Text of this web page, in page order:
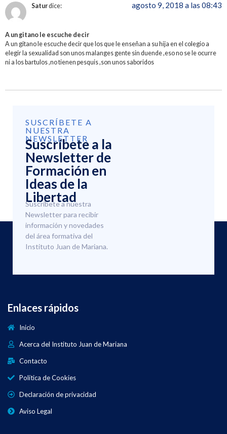
Saturdice: agosto 9, 2018 a las 08:43
A un gitano le escuche decir
A un gitano le escuche decir que los que le enseñan a su hija en el colegio a
elegir la sexualidad son unos malanges gente sin duende ,eso no se le ocurre
ni a los bartulos ,no tienen pesquis ,son unos saboridos
SUSCRÍBETE A
NUESTRA
NEWSLETTER
Suscríbete a la
Newsletter de
Formación en
Ideas de la
Libertad
Suscríbete a nuestra
Newsletter para recibir
información y novedades
del área formativa del
Instituto Juan de Mariana.
Enlaces rápidos
Inicio
Acerca del Instituto Juan de Mariana
Contacto
Política de Cookies
Declaración de privacidad
Aviso Legal